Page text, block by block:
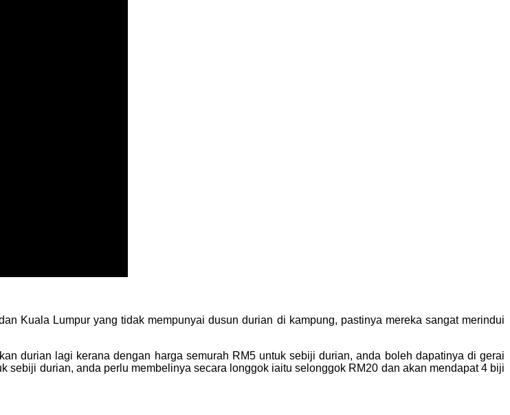
Kuala Lumpur yang tidak mempunyai dusun durian di kampung, pastinya mereka sangat merindui
durian lagi kerana dengan harga semurah RM5 untuk sebiji durian, anda boleh dapatinya di gerai
sebiji durian, anda perlu membelinya secara longgok iaitu selonggok RM20 dan akan mendapat 4 biji